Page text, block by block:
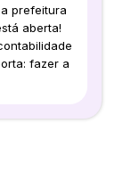
prefeitura
aberta!
fazer a